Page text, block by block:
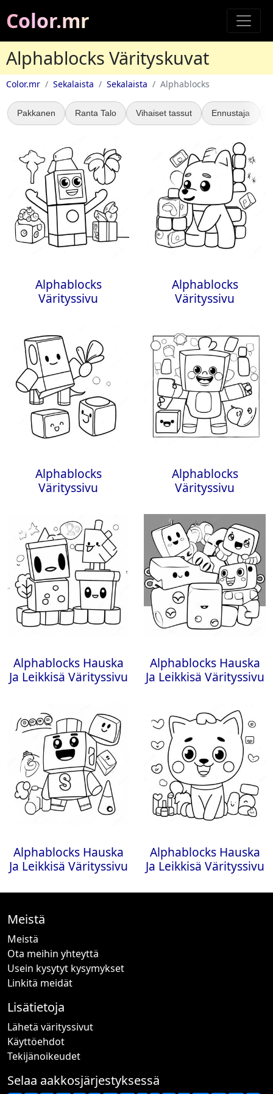
Color.mr
Alphablocks Värityskuvat
Color.mr Sekalaista Sekalaista Alphablocks
Pakkanen Ranta Talo Vihaiset tassut Ennustaja
Alphablocks
Värityssivu
Alphablocks
Värityssivu
Alphablocks
Värityssivu
Alphablocks
Värityssivu
Alphablocks Hauska
Ja Leikkisä Värityssivu
Alphablocks Hauska
Ja Leikkisä Värityssivu
Alphablocks Hauska
Ja Leikkisä Värityssivu
Alphablocks Hauska
Ja Leikkisä Värityssivu
Meistä
Meistä
Ota meihin yhteyttä
Usein kysytyt kysymykset
Linkitä meidät
Lisätietoja
Lähetä värityssivut
Käyttöehdot
Tekijänoikeudet
Selaa aakkosjärjestyksessä